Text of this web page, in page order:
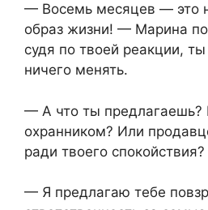
— Восемь месяцев — это
образ жизни! — Марина
судя по твоей реакции,
ничего менять.
— А что ты предлагаешь?
охранником? Или
ради твоего спокойствия?
— Я предлагаю тебе